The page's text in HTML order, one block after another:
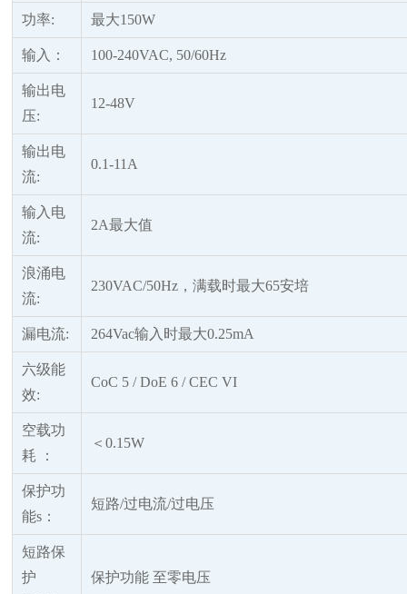
功率: 最大150W
输入： 100-240VAC, 50/60Hz
输出电
压:
12-48V
输出电
流:
0.1-11A
输入电
流:
2A最大值
浪涌电
流:
230VAC/50Hz，满载时最大65安培
漏电流: 264Vac输入时最大0.25mA
六级能
效:
CoC 5 / DoE 6 / CEC VI
空载功
耗
：
＜0.15W
保护功
能s：
短路/过电流/过电压
短路保
护
保护功能 至零电压